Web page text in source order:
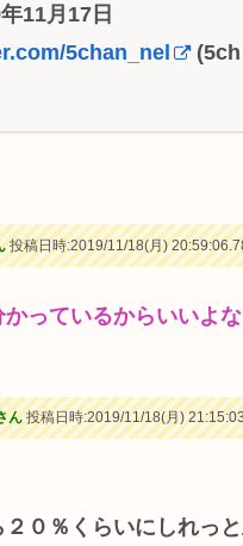
11月17日
5chan_nel
(5ch
投稿日時:2019/11/18(月)
っているからいいよな
ん投稿日時:2019/11/18(月)
０％くらいにしれっ